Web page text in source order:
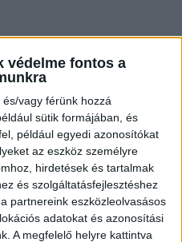
védelme fontos a
vagy férünk hozzá
sütik formájában, és
például egyedi azonosítókat
az eszköz személyre
hirdetések és tartalmak
és szolgáltatásfejlesztéshez
partnereink eszközleolvasásos
adatokat és azonosítási
A megfelelő helyre kattintva